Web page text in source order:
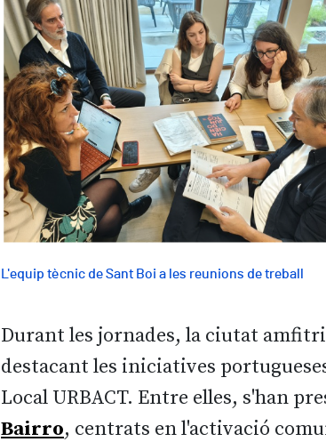
L'equip tècnic de Sant Boi a les reunions de treball
Durant les jornades, la ciutat
destacant les iniciatives
Local URBACT. Entre elles, s'han
Bairro, centrats en l'activació